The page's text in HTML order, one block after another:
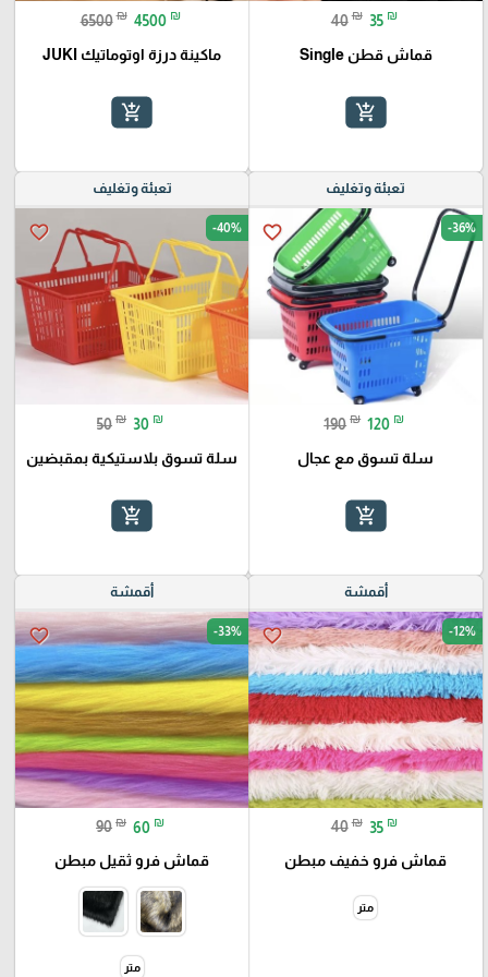
40 ₪ 35 ₪
قماش قطن Single
add_shopping_cart
6500 ₪ 4500 ₪
ماكينة درزة اوتوماتيك JUKI
add_shopping_cart
تعبئة وتغليف
favorite_border -36%
190 ₪ 120 ₪
سلة تسوق مع عجال
add_shopping_cart
تعبئة وتغليف
favorite_border -40%
50 ₪ 30 ₪
سلة تسوق بلاستيكية بمقبضين
add_shopping_cart
أقمشة
favorite_border -12%
40 ₪ 35 ₪
قماش فرو خفيف مبطن
متر
أقمشة
favorite_border -33%
90 ₪ 60 ₪
قماش فرو ثقيل مبطن
متر